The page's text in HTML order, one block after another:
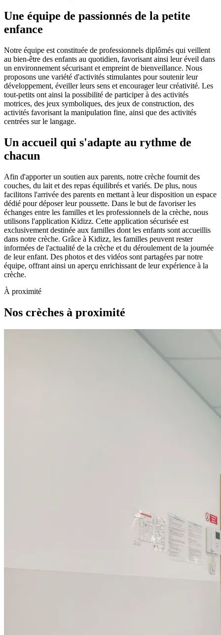
Une équipe de passionnés de la petite
enfance
Notre équipe est constituée de professionnels diplômés qui veillent
au bien-être des enfants au quotidien, favorisant ainsi leur éveil dans
un environnement sécurisant et empreint de bienveillance. Nous
proposons une variété d'activités stimulantes pour soutenir leur
développement, éveiller leurs sens et encourager leur créativité. Les
tout-petits ont ainsi la possibilité de participer à des activités
motrices, des jeux symboliques, des jeux de construction, des
activités favorisant la manipulation fine, ainsi que des activités
centrées sur le langage.
Un accueil qui s'adapte au rythme de
chacun
Afin d'apporter un soutien aux parents, notre crèche fournit des
couches, du lait et des repas équilibrés et variés. De plus, nous
facilitons l'arrivée des parents en mettant à leur disposition un espace
dédié pour déposer leur poussette. Dans le but de favoriser les
échanges entre les familles et les professionnels de la crèche, nous
utilisons l'application Kidizz. Cette application sécurisée est
exclusivement destinée aux familles dont les enfants sont accueillis
dans notre crèche. Grâce à Kidizz, les familles peuvent rester
informées de l'actualité de la crèche et du déroulement de la journée
de leur enfant. Des photos et des vidéos sont partagées par notre
équipe, offrant ainsi un aperçu enrichissant de leur expérience à la
crèche.
À proximité
Nos crèches à proximité